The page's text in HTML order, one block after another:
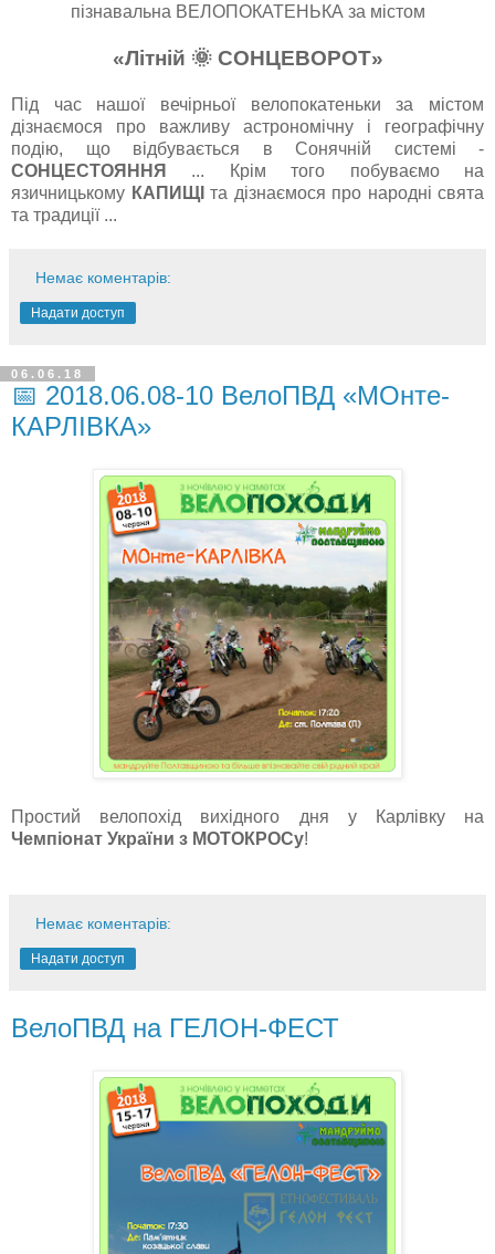
пізнавальна ВЕЛОПОКАТЕНЬКА за містом
«Літній 🌞 СОНЦЕВОРОТ»
Під час нашої вечірньої велопокатеньки за містом
дізнаємося про важливу астрономічну і географічну
подію, що відбувається в Сонячній системі -
СОНЦЕСТОЯННЯ
... Крім того побуваємо на
язичницькому КАПИЩІ та дізнаємося про народні свята
та традиції ...
Немає коментарів:
Надати доступ
06.06.18
📅 2018.06.08-10 ВелоПВД «МОнте-
КАРЛІВКА»
Простий велопохід вихідного дня у Карлівку на
Чемпіонат України з МОТОКРОСу!
Немає коментарів:
Надати доступ
ВелоПВД на ГЕЛОН-ФЕСТ